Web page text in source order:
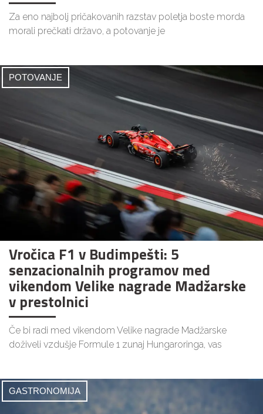
Za eno najbolj pričakovanih razstav poletja boste morda
morali prečkati državo, a potovanje je
POTOVANJE
Vročica F1 v Budimpešti: 5
senzacionalnih programov med
vikendom Velike nagrade Madžarske
v prestolnici
Če bi radi med vikendom Velike nagrade Madžarske
doživeli vzdušje Formule 1 zunaj Hungaroringa, vas
GASTRONOMIJA